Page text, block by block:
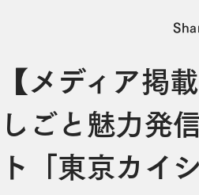
【メディア掲
しごと魅力発
ト「東京カイ